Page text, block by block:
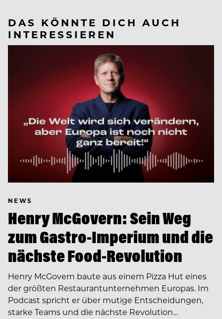
DAS KÖNNTE DICH AUCH
INTERESSIEREN
NEWS
Henry McGovern: Sein Weg
zum Gastro-Imperium und die
nächste Food-Revolution
Henry McGovern baute aus einem Pizza Hut eines
der größten Restaurantunternehmen Europas. Im
Podcast spricht er über mutige Entscheidungen,
starke Teams und die nächste Revolution…